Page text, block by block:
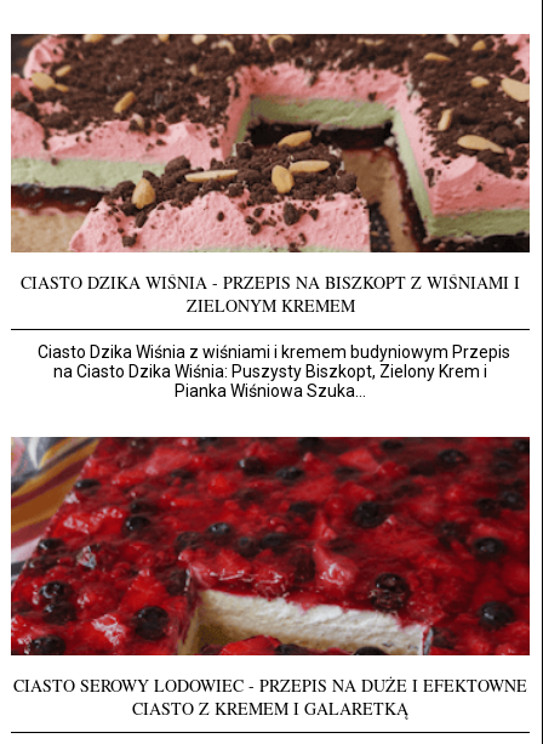
CIASTO DZIKA WIŚNIA - PRZEPIS NA BISZKOPT Z WIŚNIAMI I
ZIELONYM KREMEM
Ciasto Dzika Wiśnia z wiśniami i kremem budyniowym Przepis
na Ciasto Dzika Wiśnia: Puszysty Biszkopt, Zielony Krem i
Pianka Wiśniowa Szuka...
CIASTO SEROWY LODOWIEC - PRZEPIS NA DUŻE I EFEKTOWNE
CIASTO Z KREMEM I GALARETKĄ